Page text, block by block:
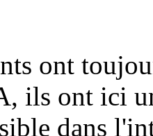
ont
ils ont ici
dans